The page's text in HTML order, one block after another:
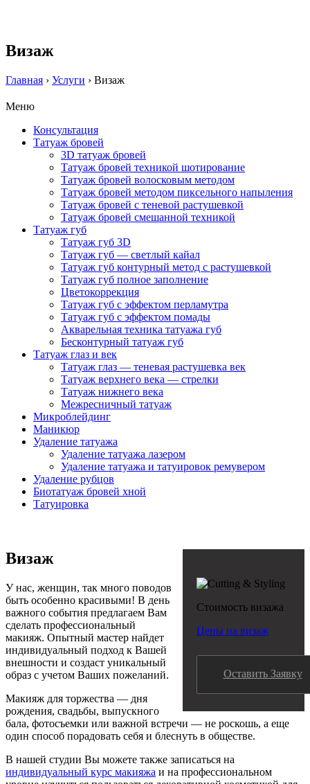
Визаж
Главная › Услуги › Визаж
Меню
Консультация
Татуаж бровей
3D татуаж бровей
Татуаж бровей техникой шотирование
Татуаж бровей волосковым методом
Татуаж бровей методом пиксельного напыления
Татуаж бровей с теневой растушевкой
Татуаж бровей смешанной техникой
Татуаж губ
Татуаж губ 3D
Татуаж губ — светлый кайал
Татуаж губ контурный метод с растушевкой
Татуаж губ полное заполнение
Цветокоррекция
Татуаж губ с эффектом перламутра
Татуаж губ с эффектом помады
Акварельная техника татуажа губ
Бесконтурный татуаж губ
Татуаж глаз и век
Татуаж глаз — теневая растушевка век
Татуаж верхнего века — стрелки
Татуаж нижнего века
Межресничный татуаж
Микроблейдинг
Маникюр
Удаление татуажа
Удаление татуажа лазером
Удаление татуажа и татуировок ремувером
Удаление рубцов
Биотатуаж бровей хной
Татуировка
Стоимость визажа
Цены на визаж
Оставить Заявку
Визаж
У нас, женщин, так много поводов
быть особенно красивыми! В день
важного события предлагаем Вам
сделать профессиональный
макияж. Опытный мастер найдет
индивидуальный подход к Вашей
внешности и создаст уникальный
образ с учетом Ваших пожеланий.
Макияж для торжества — дня
рождения, свадьбы, выпускного
бала, фотосъемки или важной встречи — не роскошь, а еще
один способ порадовать себя и блеснуть в обществе.
В нашей студии Вы можете также записаться на
индивидуальный курс макияжа и на профессиональном